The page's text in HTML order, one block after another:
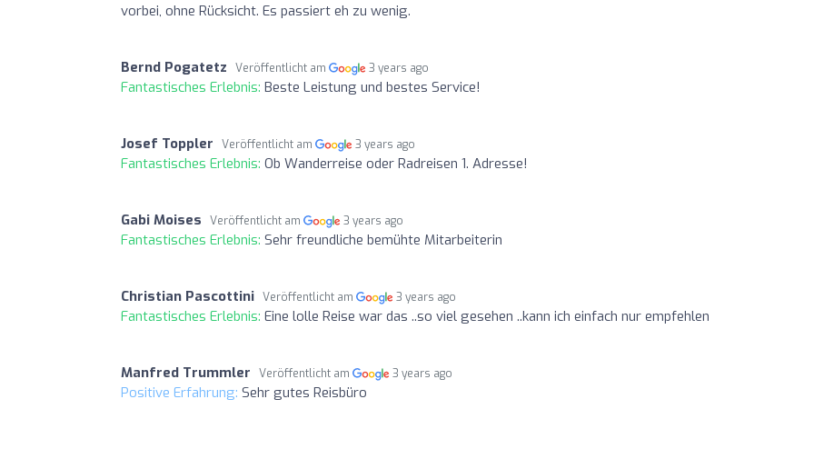
vorbei, ohne Rücksicht. Es passiert eh zu wenig.
Bernd Pogatetz Veröffentlicht am 3 years ago
Fantastisches Erlebnis: Beste Leistung und bestes Service!
Josef Toppler Veröffentlicht am 3 years ago
Fantastisches Erlebnis: Ob Wanderreise oder Radreisen 1. Adresse!
Gabi Moises Veröffentlicht am 3 years ago
Fantastisches Erlebnis: Sehr freundliche bemühte Mitarbeiterin
Christian Pascottini Veröffentlicht am 3 years ago
Fantastisches Erlebnis: Eine lolle Reise war das ..so viel gesehen ..kann ich einfach nur empfehlen
Manfred Trummler Veröffentlicht am 3 years ago
Positive Erfahrung: Sehr gutes Reisbüro